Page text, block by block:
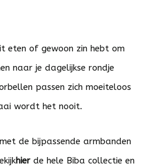
eten of gewoon zin hebt om
naar je dagelijkse rondje
passen zich moeiteloos
wordt het nooit.
de bijpassende armbanden
hier de hele Biba collectie en